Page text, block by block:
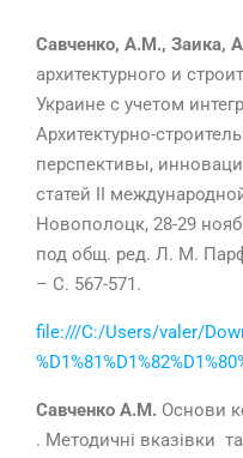
Савченко, А.М., Заика,
архитектурного и
Украине с учетом
Архитектурно-
перспективы,
статей II
Новополоцк, 28-29
под общ. ред. Л. М.
– С. 567-571.
file:///C:/Users/valer/
Савченко А.М. Основи
. Методичні вказівки